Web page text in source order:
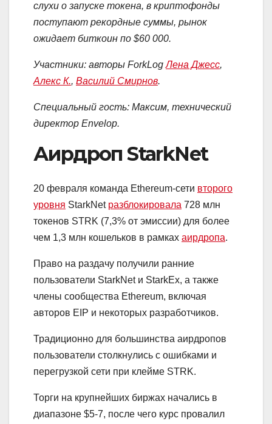
слухи о запуске токена, в криптофонды
поступают рекордные суммы, рынок
ожидает биткоин по $60 000.
Участники: авторы ForkLogЛена Джесс,
Алекс К., Василий Смирнов.
Специальный гость: Максим, технический
директор Envelop.
Аирдроп StarkNet
20 февраля команда Ethereum-сети второго
уровня StarkNet разблокировала 728 млн
токенов STRK (7,3% от эмиссии) для более
чем 1,3 млн кошельков в рамках аирдропа.
Право на раздачу получили ранние
пользователи StarkNet и StarkEx, а также
члены сообщества Ethereum, включая
авторов EIP и некоторых разработчиков.
Традиционно для большинства аирдропов
пользователи столкнулись с ошибками и
перегрузкой сети при клейме STRK.
Торги на крупнейших биржах начались в
диапазоне $5-7, после чего курс провалил